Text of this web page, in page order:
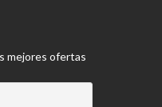
mejores ofertas